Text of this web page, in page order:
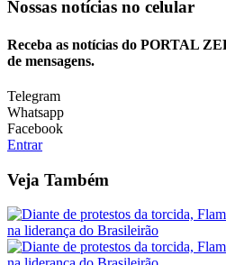
Nossas notícias no celular
Receba as notícias do PORTAL
de mensagens.
Telegram
Whatsapp
Facebook
Entrar
Veja Também